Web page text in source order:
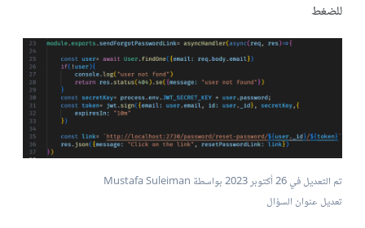
للضغط
تم التعديل في26 أكتوبر 2023
بواسطة Mustafa Suleiman
تعديل عنوان السؤال